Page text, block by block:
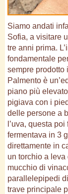
Siamo andati
Sofia, a visitare
tre anni prima.
fondamentale
sempre prodotto
Palmento è
piano più
pigiava con i
delle persone a
l’uva, questa
fermentava in 3
direttamente in
un torchio a
mucchio di
parallelepipedi
trave principale